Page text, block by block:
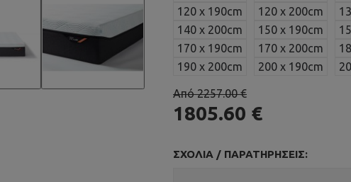
120 x 190cm
120 x 200cm
140 x 200cm
150 x 190cm
170 x 190cm
170 x 200cm
190 x 200cm
200 x 190cm
Από 2257.00 €
1805.60 €
ΣΧΌΛΙΑ / ΠΑΡΑΤΗΡΉΣΕΙΣ: